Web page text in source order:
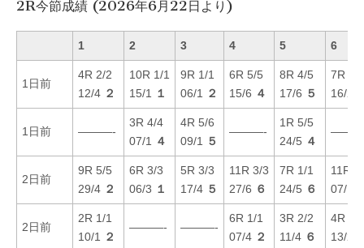
2R今節成績 (2026年6月22日より)
1 2 3 4 5 6
1日前
4R 2/2
12/4 ２
10R 1/1
15/1
１
9R 1/1
06/1
２
6R 5/5
15/6 ４
8R 4/5
17/6 ５
7R 2/2
16/2
1日前 ———-
3R 4/4
07/1
４
4R 5/6
09/1
５
———-
1R 5/5
24/5 ４
2日前
9R 5/5
29/4 ２
6R 3/3
06/3 １
5R 3/3
17/4 ５
11R 3/3
27/6 ６
7R 1/1
24/5 ６
11R
07/1
2日前
2R 1/1
10/1
２
———- ———-
6R 1/1
07/4 ２
3R 2/2
11/4 ６
4R 1/1
13/2